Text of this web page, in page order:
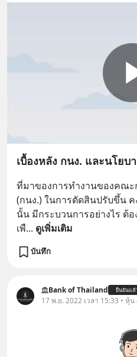
เบื้องหลัง กนง. และนโยบ
ที่มาของการทำงานของคณะ
(กนง.) ในการตัดสินปรับขึ้น ค
นั้น มีกระบวนการอย่างไร ต้
เพื... ดูเพิ่มเติม
บันทึก
Bank of Thailand ยืนยันแล้
17 พ.ย. 2022 เวลา 15:33 • หุ้น